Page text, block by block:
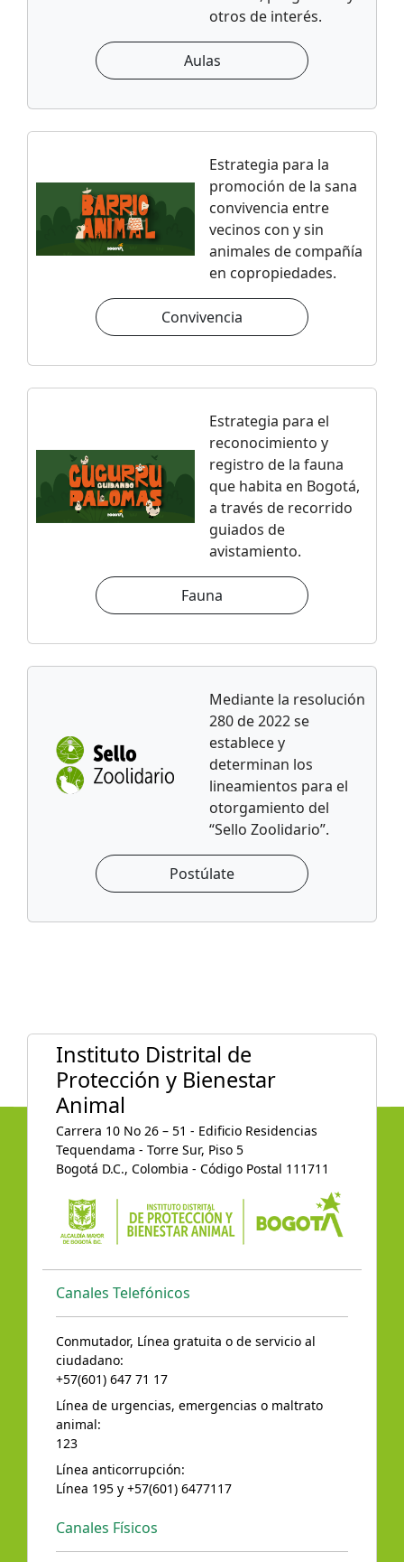
otros de interés.
Aulas
Estrategia para la
promoción de la sana
convivencia entre
vecinos con y sin
animales de compañía
en copropiedades.
Convivencia
Estrategia para el
reconocimiento y
registro de la fauna
que habita en Bogotá,
a través de recorrido
guiados de
avistamiento.
Fauna
Mediante la resolución
280 de 2022 se
establece y
determinan los
lineamientos para el
otorgamiento del
“Sello Zoolidario”.
Postúlate
Instituto Distrital de
Protección y Bienestar
Animal
Carrera 10 No 26 – 51 - Edificio Residencias
Tequendama - Torre Sur, Piso 5
Bogotá D.C., Colombia - Código Postal 111711
Canales Telefónicos
Conmutador, Línea gratuita o de servicio al
ciudadano:
+57(601) 647 71 17
Línea de urgencias, emergencias o maltrato
animal:
123
Línea anticorrupción:
Línea 195 y +57(601) 6477117
Canales Físicos